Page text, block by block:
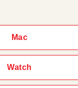
Mac
Watch